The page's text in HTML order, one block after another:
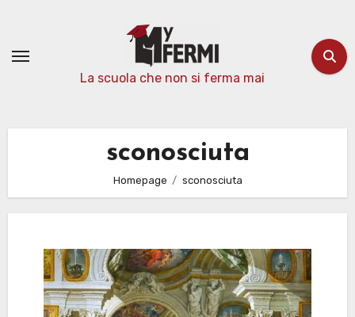
contenuto
La scuola che non si ferma mai
sconosciuta
Homepage sconosciuta